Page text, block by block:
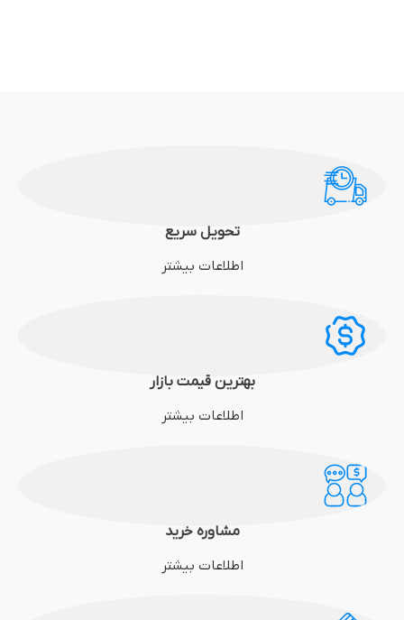
تحویل سریع
اطلاعات بیشتر
بهترین قیمت بازار
اطلاعات بیشتر
مشاوره خرید
اطلاعات بیشتر